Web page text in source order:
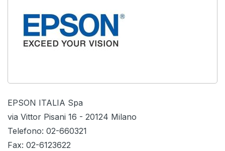
EPSON ITALIA Spa
via Vittor Pisani 16 - 20124 Milano
Telefono: 02-660321
Fax: 02-6123622